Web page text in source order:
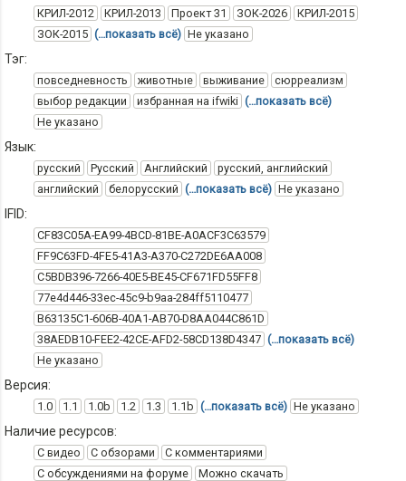
КРИЛ-2012 КРИЛ-2013 Проект 31 ЗОК-2026
КРИЛ-2015
ЗОК-2015 (…показать всё) Не указано
Тэг:
повседневность животные выживание
сюрреализм
выбор редакции
избранная на ifwiki (…показать всё)
Не указано
Язык:
русский Русский Английский
русский, английский
английский
белорусский (…показать всё) Не указано
IFID:
CF83C05A-EA99-4BCD-81BE-A0ACF3C63579
FF9C63FD-4FE5-41A3-A370-C272DE6AA008
C5BDB396-7266-40E5-BE45-CF671FD55FF8
77e4d446-33ec-45c9-b9aa-284ff5110477
B63135C1-606B-40A1-AB70-D8AA044C861D
38AEDB10-FEE2-42CE-AFD2-58CD138D4347 (…показать всё)
Не указано
Версия:
1.0 1.1 1.0b 1.2 1.3 1.1b (…показать всё) Не указано
Наличие ресурсов:
С видео С обзорами
С комментариями
С обсуждениями на форуме
Можно скачать